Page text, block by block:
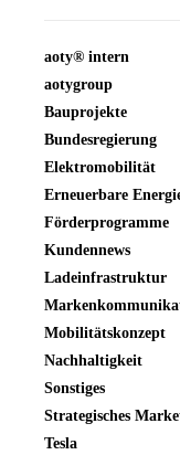
aoty® intern
aotygroup
Bauprojekte
Bundesregierung
Elektromobilität
Erneuerbare
Förderprogramme
Kundennews
Ladeinfrastruktur
Mobilitätskonzept
Nachhaltigkeit
Sonstiges
Strategisches
Tesla